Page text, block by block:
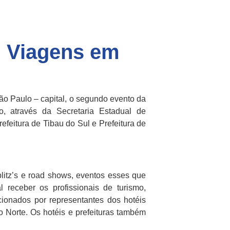
em
Paulo – capital, o segundo evento da
através da Secretaria Estadual de
de Tibau do Sul e Prefeitura de
e road shows, eventos esses que
os profissionais de turismo,
por representantes dos hotéis
Os hotéis e prefeituras também